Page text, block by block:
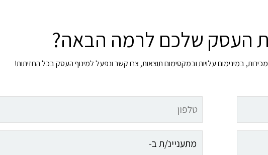
העסק שלכם לרמה הבאה?
במינימום עלויות ובמקסימום תוצאות, צרו קשר ונפעל למינוף העסק בכל החזיתות!